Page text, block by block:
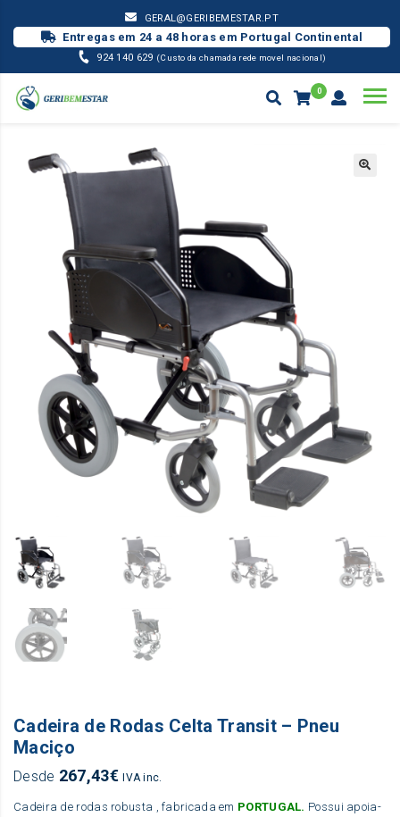
GERAL@GERIBEMESTAR.PT
Entregas em 24 a 48 horas em Portugal Continental
924 140 629 (Custo da chamada rede movel nacional)
0
search
MOBILIDADE CADEIRA DE RODAS CELTA TRANSIT – PNEU MACIÇO
Cadeira de Rodas Celta Transit – Pneu
Maciço
Desde 267,43€ IVA inc.
Cadeira de rodas robusta , fabricada em PORTUGAL. Possui apoia-